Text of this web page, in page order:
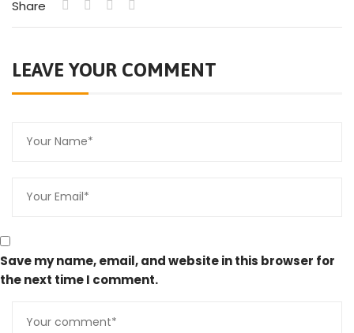
Share
LEAVE YOUR COMMENT
Save my name, email, and website in this browser for
the next time I comment.